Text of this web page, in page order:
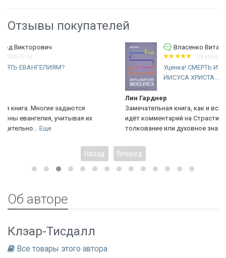
Отзывы покупателей
Власенко Виталий Викторович
23 апреля 2025 09:23
Уценка! СМЕРТЬ И ВОСКРЕСЕНИЕ
Замечательная книга, как и все книги Лина Гарднера! В начале
идёт комментарий на Страсти и Воскресение, а затем
толкование или духовное значение...Еще
Назад Вперед
Об авторе
Клэар-Тисдалл
Все товары этого автора